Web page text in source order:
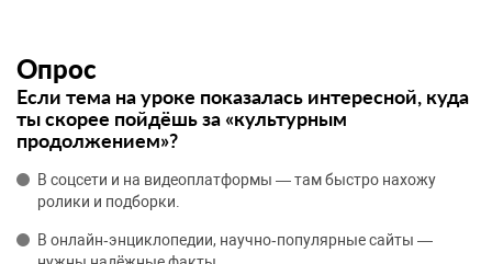
Опрос
Если тема на уроке показалась интересной, куда
ты скорее пойдёшь за «культурным
продолжением»?
В соцсети и на видеоплатформы — там быстро нахожу
ролики и подборки.
В онлайн‑энциклопедии, научно‑популярные сайты —